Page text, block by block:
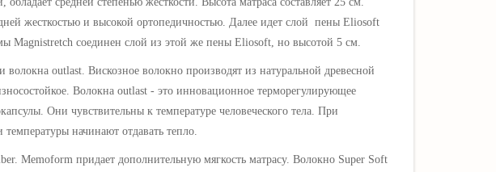
жесткостью и высокой ортопедичностью. Далее идет слой пены Eliosoft
Magnistretch соединен слой из этой же пены Eliosoft, но высотой 5 см.
outlast. Вискозное волокно производят из натуральной древесной
Волокна outlast - это инновационное терморегулирующее
Они чувствительны к температуре человеческого тела. При
начинают отдавать тепло.
Memoform придает дополнительную мягкость матрасу. Волокно Super Soft